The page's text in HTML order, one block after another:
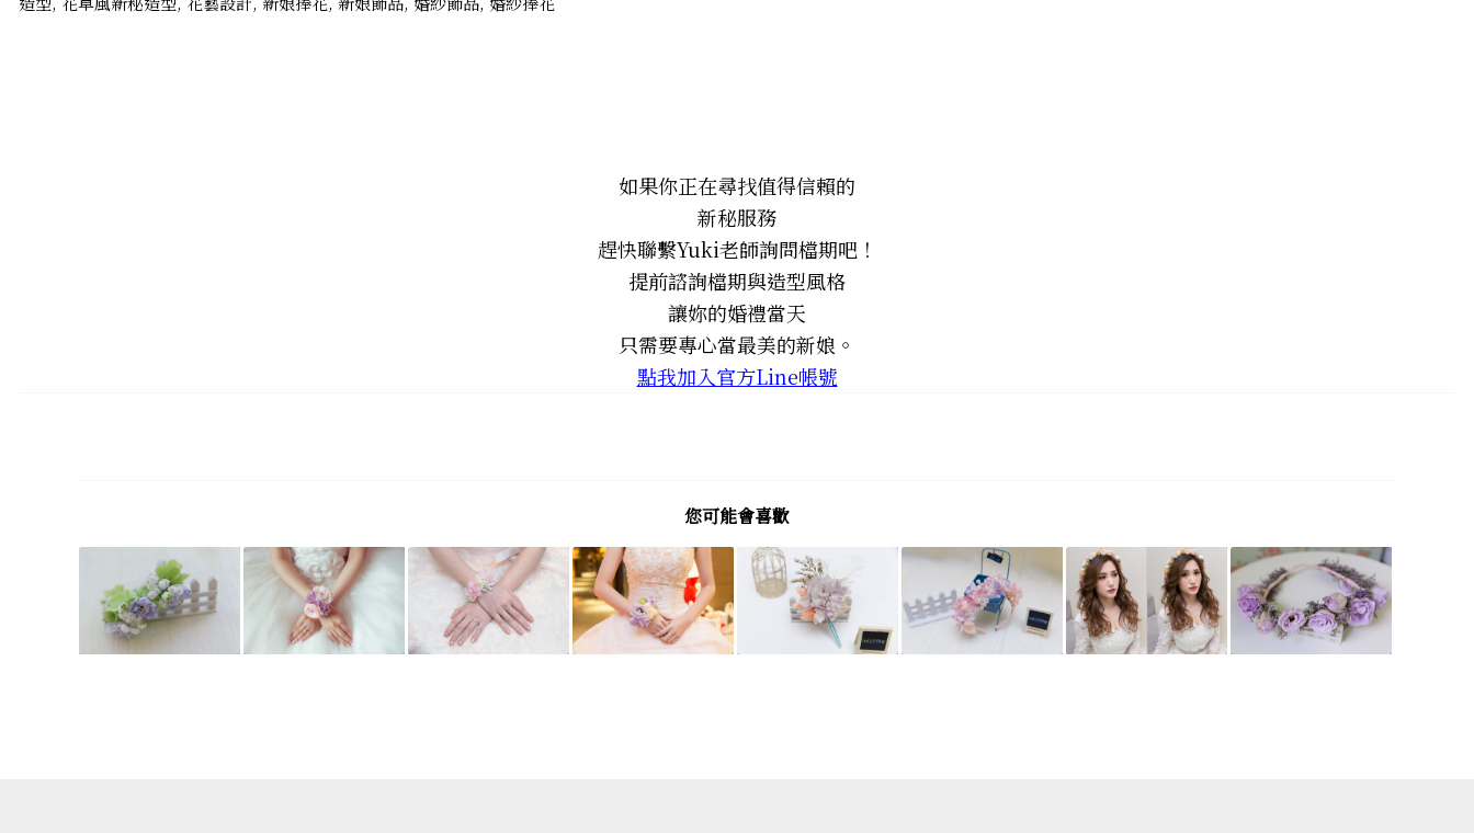
如果你正在尋找值得信賴的
新秘服務
趕快聯繫Yuki老師詢問檔期吧！
提前諮詢檔期與造型風格
讓妳的婚禮當天
只需要專心當最美的新娘。
點我加入官方Line帳號
您可能會喜歡